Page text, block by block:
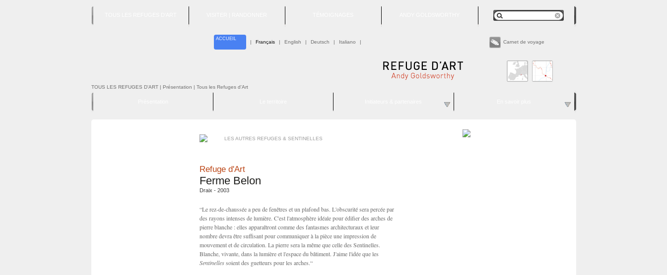
ACCUEIL
| Français | English | Deutsch | Italiano | Carnet de voyage
TOUS LES REFUGES D'ART| Présentation | Tous les Refuges d'Art
LES AUTRES REFUGES & SENTINELLES
Refuge d'Art
Ferme Belon
Draix - 2003
“Le rez-de-chaussée a peu de fenêtres et un plafond bas. L'obscurité sera percée par
des rayons intenses de lumière. C'est l'atmosphère idéale pour édifier des arches de
pierre blanche : elles apparaîtront comme des fantasmes architecturaux et leur
nombre devra être suffisant pour communiquer à la pièce une impression de
mouvement et de circulation. La pierre sera la même que celle des Sentinelles.
Blanche, vivante, dans la lumière et l'espace du bâtiment. J'aime l'idée que les
Sentinellessoient des guetteurs pour les arches.“